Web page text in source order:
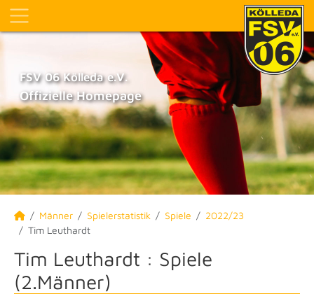
FSV 06 Kölleda e.V.
Offizielle Homepage
Männer Spielerstatistik Spiele
2022/23
Tim Leuthardt
Tim Leuthardt : Spiele
(2.Männer)